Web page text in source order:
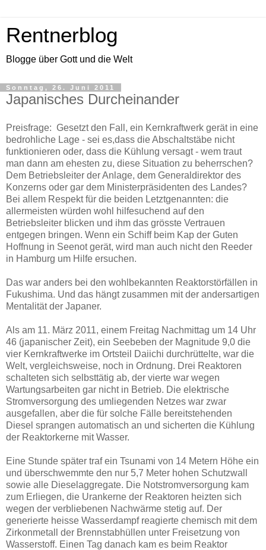
Rentnerblog
Blogge über Gott und die Welt
Sonntag, 26. Juni 2011
Japanisches Durcheinander
Preisfrage: Gesetzt den Fall, ein Kernkraftwerk gerät in eine
bedrohliche Lage - sei es,dass die Abschaltstäbe nicht
funktionieren oder, dass die Kühlung versagt - wem traut
man dann am ehesten zu, diese Situation zu beherrschen?
Dem Betriebsleiter der Anlage, dem Generaldirektor des
Konzerns oder gar dem Ministerpräsidenten des Landes?
Bei allem Respekt für die beiden Letztgenannten: die
allermeisten würden wohl hilfesuchend auf den
Betriebsleiter blicken und ihm das grösste Vertrauen
entgegen bringen. Wenn ein Schiff beim Kap der Guten
Hoffnung in Seenot gerät, wird man auch nicht den Reeder
in Hamburg um Hilfe ersuchen.
Das war anders bei den wohlbekannten Reaktorstörfällen in
Fukushima. Und das hängt zusammen mit der andersartigen
Mentalität der Japaner.
Als am 11. März 2011, einem Freitag Nachmittag um 14 Uhr
46 (japanischer Zeit), ein Seebeben der Magnitude 9,0 die
vier Kernkraftwerke im Ortsteil Daiichi durchrüttelte, war die
Welt, vergleichsweise, noch in Ordnung. Drei Reaktoren
schalteten sich selbsttätig ab, der vierte war wegen
Wartungsarbeiten gar nicht in Betrieb. Die elektrische
Stromversorgung des umliegenden Netzes war zwar
ausgefallen, aber die für solche Fälle bereitstehenden
Diesel sprangen automatisch an und sicherten die Kühlung
der Reaktorkerne mit Wasser.
Eine Stunde später traf ein Tsunami von 14 Metern Höhe ein
und überschwemmte den nur 5,7 Meter hohen Schutzwall
sowie alle Dieselaggregate. Die Notstromversorgung kam
zum Erliegen, die Urankerne der Reaktoren heizten sich
wegen der verbliebenen Nachwärme stetig auf. Der
generierte heisse Wasserdampf reagierte chemisch mit dem
Zirkonmetall der Brennstabhüllen unter Freisetzung von
Wasserstoff. Einen Tag danach kam es beim Reaktor